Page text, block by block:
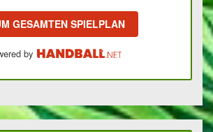
GESAMTEN SPIELPLAN
by